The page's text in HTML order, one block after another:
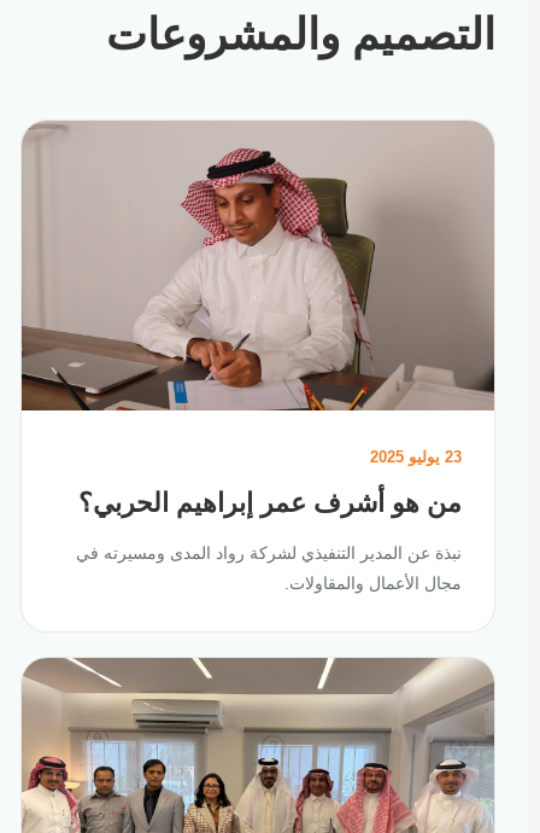
التصميم والمشروعات
23 يوليو 2025
من هو أشرف عمر إبراهيم الحربي؟
نبذة عن المدير التنفيذي لشركة رواد المدى ومسيرته في
مجال الأعمال والمقاولات.